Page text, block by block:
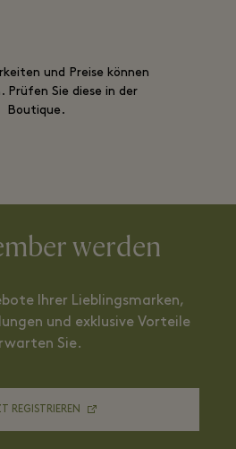
und Preise können
Prüfen Sie diese in der
Boutique.
werden
Ihrer Lieblingsmarken,
und exklusive Vorteile
Sie.
REGISTRIEREN